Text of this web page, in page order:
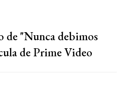
de "Nunca debimos
de Prime Video